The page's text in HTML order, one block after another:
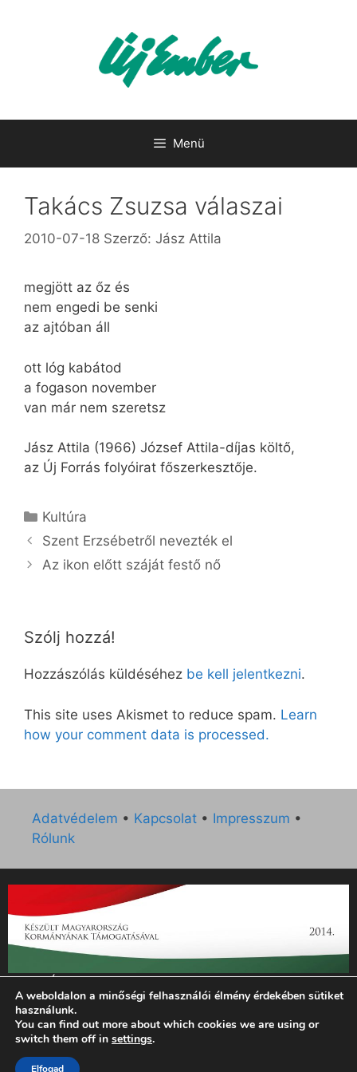
Menü
Takács Zsuzsa válaszai
2010-07-18 Szerző: Jász Attila
megjött az őz és
nem engedi be senki
az ajtóban áll
ott lóg kabátod
a fogason november
van már nem szeretsz
Jász Attila (1966) József Attila-díjas költő,
az Új Forrás folyóirat főszerkesztője.
Kategória
Kultúra
Szent Erzsébetről nevezték el
Az ikon előtt száját festő nő
Szólj hozzá!
Hozzászólás küldéséhez be kell jelentkezni.
This site uses Akismet to reduce spam. Learn
how your comment data is processed.
Adatvédelem • Kapcsolat • Impresszum •
Rólunk
„Az Új Ember katolikus hetilap 2014. évi működésének
támogatását az EGYH-KCP-14-P-0121 sz. támogatási
szerződés keretében 3 000 000 Ft összegben támogatta az
Emberi Erőforrások Minisztériuma.”
A weboldalon a minőségi felhasználói élmény érdekében sütiket
használunk.
You can find out more about which cookies we are using or
switch them off in settings.
Elfogad